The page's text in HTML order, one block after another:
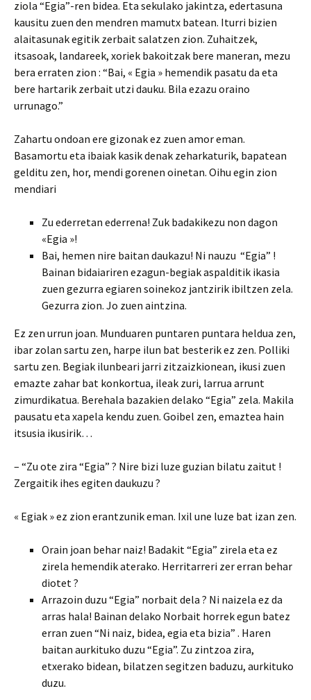
ziola “Egia”-ren bidea. Eta sekulako jakintza, edertasuna
kausitu zuen den mendren mamutx batean. Iturri bizien
alaitasunak egitik zerbait salatzen zion. Zuhaitzek,
itsasoak, landareek, xoriek bakoitzak bere maneran, mezu
bera erraten zion : “Bai, « Egia » hemendik pasatu da eta
bere hartarik zerbait utzi dauku. Bila ezazu oraino
urrunago.”
Zahartu ondoan ere gizonak ez zuen amor eman.
Basamortu eta ibaiak kasik denak zeharkaturik, bapatean
gelditu zen, hor, mendi gorenen oinetan. Oihu egin zion
mendiari
Zu ederretan ederrena! Zuk badakikezu non dagon
«Egia »!
Bai, hemen nire baitan daukazu! Ni nauzu “Egia” !
Bainan bidaiariren ezagun-begiak aspalditik ikasia
zuen gezurra egiaren soinekoz jantzirik ibiltzen zela.
Gezurra zion. Jo zuen aintzina.
Ez zen urrun joan. Munduaren puntaren puntara heldua zen,
ibar zolan sartu zen, harpe ilun bat besterik ez zen. Polliki
sartu zen. Begiak ilunbeari jarri zitzaizkionean, ikusi zuen
emazte zahar bat konkortua, ileak zuri, larrua arrunt
zimurdikatua. Berehala bazakien delako “Egia” zela. Makila
pausatu eta xapela kendu zuen. Goibel zen, emaztea hain
itsusia ikusirik…
– “Zu ote zira “Egia” ? Nire bizi luze guzian bilatu zaitut !
Zergaitik ihes egiten daukuzu ?
« Egiak » ez zion erantzunik eman. Ixil une luze bat izan zen.
Orain joan behar naiz! Badakit “Egia” zirela eta ez
zirela hemendik aterako. Herritarreri zer erran behar
diotet ?
Arrazoin duzu “Egia” norbait dela ? Ni naizela ez da
arras hala! Bainan delako Norbait horrek egun batez
erran zuen “Ni naiz, bidea, egia eta bizia” . Haren
baitan aurkituko duzu “Egia”. Zu zintzoa zira,
etxerako bidean, bilatzen segitzen baduzu, aurkituko
duzu.